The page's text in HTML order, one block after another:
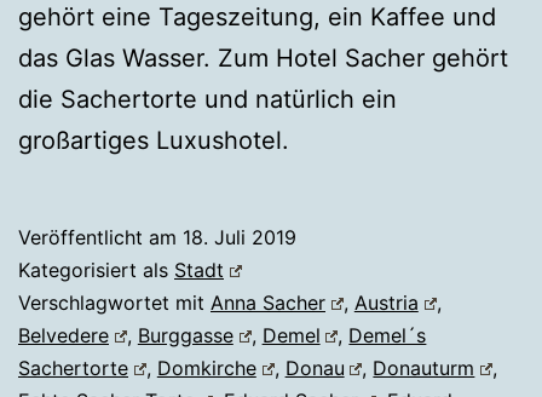
gehört eine Tageszeitung, ein Kaffee und
das Glas Wasser. Zum Hotel Sacher gehört
die Sachertorte und natürlich ein
großartiges Luxushotel.
Veröffentlicht am 18. Juli 2019
Kategorisiert als Stadt
Verschlagwortet mit Anna Sacher , Austria
,
Belvedere
, Burggasse , Demel , Demel´s
Sachertorte
, Domkirche , Donau , Donauturm
,